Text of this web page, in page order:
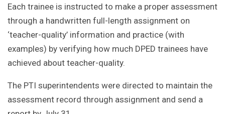
Each trainee is instructed to make a proper assessment
through a handwritten full-length assignment on
‘teacher-quality’ information and practice (with
examples) by verifying how much DPED trainees have
achieved about teacher-quality.
The PTI superintendents were directed to maintain the
assessment record through assignment and send a